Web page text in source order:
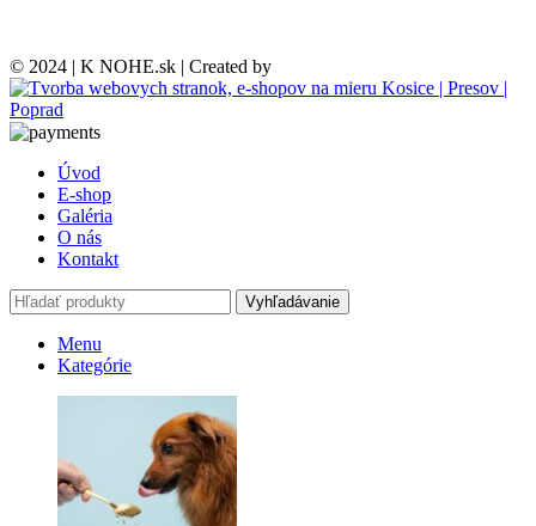
© 2024 | K NOHE.sk | Created by
Úvod
E-shop
Galéria
O nás
Kontakt
Vyhľadávanie
Menu
Kategórie